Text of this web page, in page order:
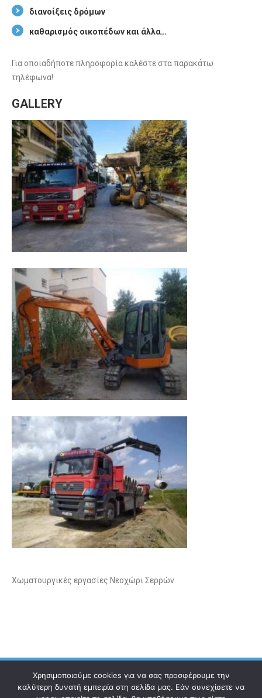
διανοίξεις δρόμων
καθαρισμός οικοπέδων και άλλα…
Για οποιαδήποτε πληροφορία καλέστε στα παρακάτω
τηλέφωνα!
GALLERY
Χωματουργικές εργασίες Νεοχώρι Σερρών
Χρησιμοποιούμε cookies για να σας προσφέρουμε την
καλύτερη δυνατή εμπειρία στη σελίδα μας. Εάν συνεχίσετε να